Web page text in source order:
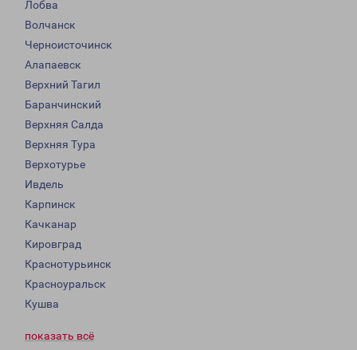
Лобва
Волчанск
Черноисточинск
Алапаевск
Верхний Тагил
Баранчинский
Верхняя Салда
Верхняя Тура
Верхотурье
Ивдель
Карпинск
Качканар
Кировград
Краснотурьинск
Красноуральск
Кушва
показать всё